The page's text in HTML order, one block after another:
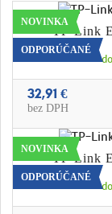
NOVINKA
ODPORÚČANÉ
TP-Link
32,91 €
bez DPH
NOVINKA
ODPORÚČANÉ
TP-Link